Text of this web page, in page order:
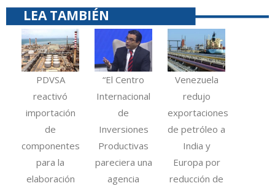
LEA TAMBIÉN
PDVSA
reactivó
importación
de
componentes
para la
elaboración
“El Centro
Internacional
de
Inversiones
Productivas
pareciera una
agencia
Venezuela
redujo
exportaciones
de petróleo a
India y
Europa por
reducción de